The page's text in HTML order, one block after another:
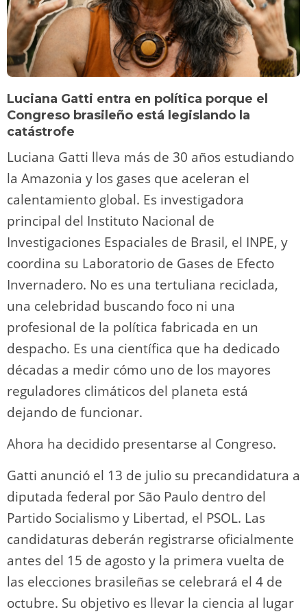
Luciana Gatti entra en política porque el
Congreso brasileño está legislando la
catástrofe
Luciana Gatti lleva más de 30 años estudiando
la Amazonia y los gases que aceleran el
calentamiento global. Es investigadora
principal del Instituto Nacional de
Investigaciones Espaciales de Brasil, el INPE, y
coordina su Laboratorio de Gases de Efecto
Invernadero. No es una tertuliana reciclada,
una celebridad buscando foco ni una
profesional de la política fabricada en un
despacho. Es una científica que ha dedicado
décadas a medir cómo uno de los mayores
reguladores climáticos del planeta está
dejando de funcionar.
Ahora ha decidido presentarse al Congreso.
Gatti anunció el 13 de julio su precandidatura a
diputada federal por São Paulo dentro del
Partido Socialismo y Libertad, el PSOL. Las
candidaturas deberán registrarse oficialmente
antes del 15 de agosto y la primera vuelta de
las elecciones brasileñas se celebrará el 4 de
octubre. Su objetivo es llevar la ciencia al lugar